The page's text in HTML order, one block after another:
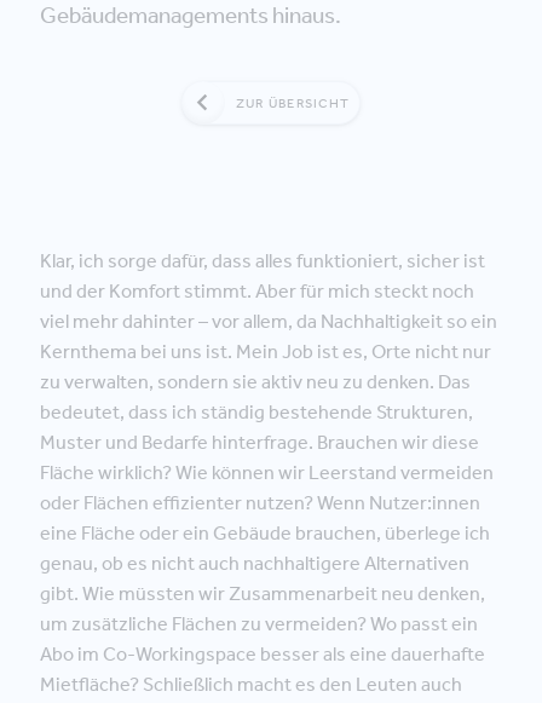
Gebäudemanagements hinaus.
ZUR ÜBERSICHT
Klar, ich sorge dafür, dass alles funktioniert, sicher ist
und der Komfort stimmt. Aber für mich steckt noch
viel mehr dahinter – vor allem, da Nachhaltigkeit so ein
Kernthema bei uns ist. Mein Job ist es, Orte nicht nur
zu verwalten, sondern sie aktiv neu zu denken. Das
bedeutet, dass ich ständig bestehende Strukturen,
Muster und Bedarfe hinterfrage. Brauchen wir diese
Fläche wirklich? Wie können wir Leerstand vermeiden
oder Flächen effizienter nutzen? Wenn Nutzer:innen
eine Fläche oder ein Gebäude brauchen, überlege ich
genau, ob es nicht auch nachhaltigere Alternativen
gibt. Wie müssten wir Zusammenarbeit neu denken,
um zusätzliche Flächen zu vermeiden? Wo passt ein
Abo im Co-Workingspace besser als eine dauerhafte
Mietfläche? Schließlich macht es den Leuten auch